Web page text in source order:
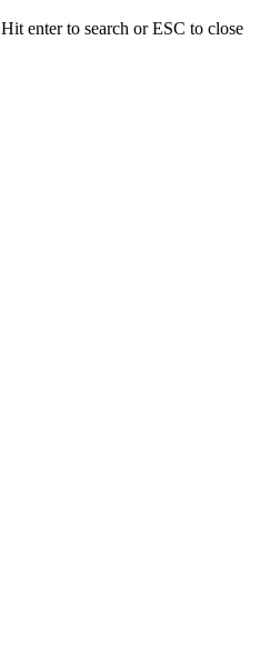
Hit enter to search or ESC to close